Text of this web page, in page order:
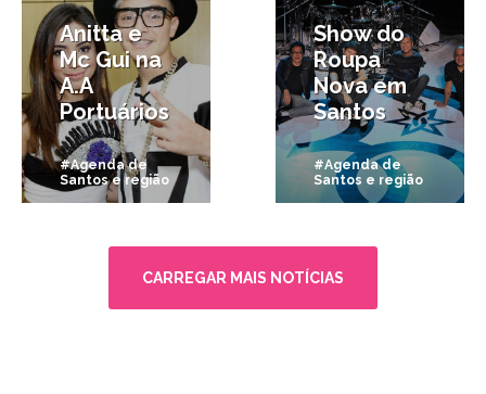
Anitta e
Mc Gui na
A.A
Portuários
#Agenda de
Santos e região
Show do
Roupa
Nova em
Santos
#Agenda de
Santos e região
CARREGAR MAIS NOTÍCIAS